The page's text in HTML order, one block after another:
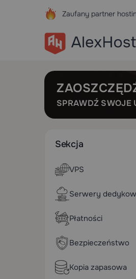
Zaufany partner
SPRAWDŹ SWOJE
Sekcja
VPS
Serwery
Płatności
Bezpieczeństwo
Kopia zapasowa